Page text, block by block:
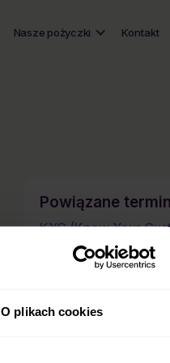
O plikach cookies
Nasze pożyczki Kontakt
Powiązane
KYC (Know Your
Przelew SEPA
IBAN (numer